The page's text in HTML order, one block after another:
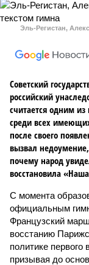
Эль-Регистан,
Советский
российский
считается одним
среди всех
после своего
вызвал
почему народ
восстановила
С момента
официальным
Французский
восстанию
политике первого
призывая до